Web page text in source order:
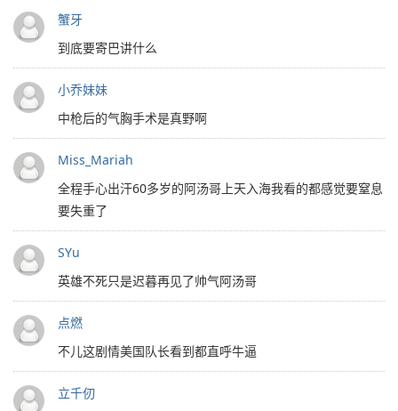
蟹牙
到底要寄巴讲什么
小乔妹妹
中枪后的气胸手术是真野啊
Miss_Mariah
全程手心出汗60多岁的阿汤哥上天入海我看的都感觉要窒息
要失重了
SYu
英雄不死只是迟暮再见了帅气阿汤哥
点燃
不儿这剧情美国队长看到都直呼牛逼
立千仞